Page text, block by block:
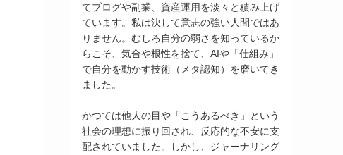
てブログや副業、資産運用を淡々と積み上げ
ています。私は決して意志の強い人間ではあ
りません。むしろ自分の弱さを知っているか
らこそ、気合や根性を捨て、AIや「仕組み」
で自分を動かす技術（メタ認知）を磨いてき
ました。
かつては他人の目や「こうあるべき」という
社会の理想に振り回され、反応的な不安に支
配されていました。しかし、ジャーナリング